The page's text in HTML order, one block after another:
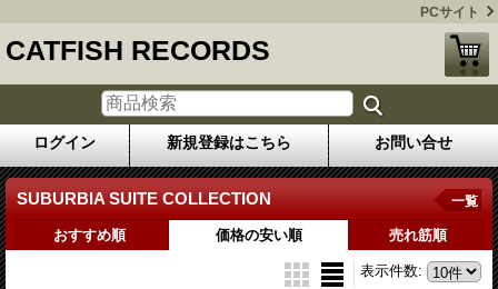
PCサイト
CATFISH RECORDS
ログイン 新規登録はこちら お問い合せ
SUBURBIA SUITE COLLECTION 一覧
おすすめ順 価格の安い順 売れ筋順
表示件数: